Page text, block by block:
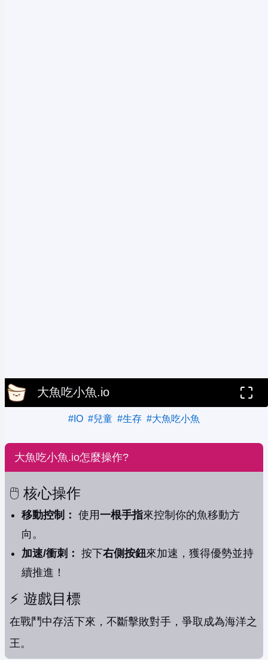
大魚吃小魚.io
#IO #兒童 #生存 #大魚吃小魚
大魚吃小魚.io怎麼操作?
🖱️ 核心操作
移動控制： 使用一根手指來控制你的魚移動方
向。
加速/衝刺： 按下右側按鈕來加速，獲得優勢並持
續推進！
⚡️ 遊戲目標
在戰鬥中存活下來，不斷擊敗對手，爭取成為海洋之
王。